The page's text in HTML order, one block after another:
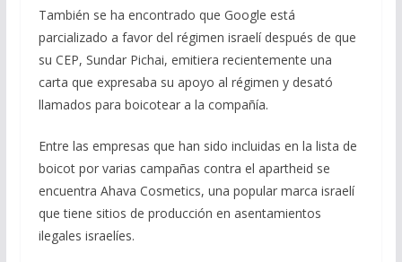
También se ha encontrado que Google está
parcializado a favor del régimen israelí después de que
su CEP, Sundar Pichai, emitiera recientemente una
carta que expresaba su apoyo al régimen y desató
llamados para boicotear a la compañía.
Entre las empresas que han sido incluidas en la lista de
boicot por varias campañas contra el apartheid se
encuentra Ahava Cosmetics, una popular marca israelí
que tiene sitios de producción en asentamientos
ilegales israelíes.